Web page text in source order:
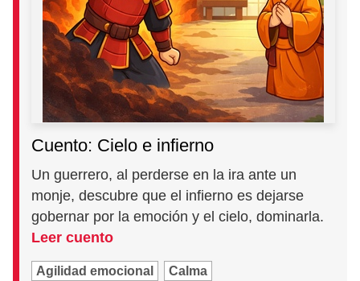
Cuento: Cielo e infierno
Un guerrero, al perderse en la ira ante un
monje, descubre que el infierno es dejarse
gobernar por la emoción y el cielo, dominarla.
Leer cuento
Agilidad emocional Calma